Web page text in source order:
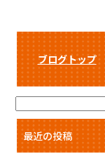
ブログトップ
最近の投稿